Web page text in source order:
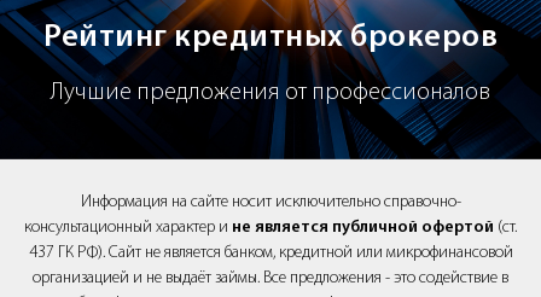
Рейтинг кредитных брокеров
Лучшие предложения от профессионалов
Информация на сайте носит исключительно справочно-
консультационный характер и не является публичной офертой (ст.
437 ГК РФ). Сайт не является банком, кредитной или микрофинансовой
организацией и не выдаёт займы. Все предложения - это содействие в